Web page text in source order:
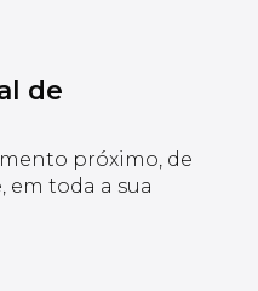
de
próximo, de
em toda a sua